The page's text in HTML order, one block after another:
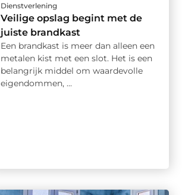
Dienstverlening
Veilige opslag begint met de
juiste brandkast
Een brandkast is meer dan alleen een
metalen kist met een slot. Het is een
belangrijk middel om waardevolle
eigendommen, ...